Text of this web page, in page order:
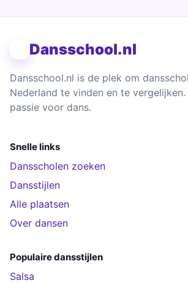
Dansschool.nl
Dansschool.nl is de plek om
Nederland te vinden en te
passie voor dans.
Snelle links
Dansscholen zoeken
Dansstijlen
Alle plaatsen
Over dansen
Populaire dansstijlen
Salsa